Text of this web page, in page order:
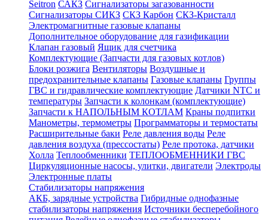
Seitron САКЗ Сигнализаторы загазованности
Сигнализаторы СИКЗ СКЗ Карбон СКЗ-Кристалл
Электромагнитные газовые клапаны
Дополнительное оборудование для газификации
Клапан газовый Ящик для счетчика
Комплектующие (Запчасти для газовых котлов)
Блоки розжига Вентиляторы Воздушные и
предохранительные клапаны Газовые клапаны Группы
ГВС и гидравлические комплектующие Датчики NTC и
температуры Запчасти к колонкам (комплектующие)
Запчасти к НАПОЛЬНЫМ КОТЛАМ Краны подпитки
Манометры, термометры Программаторы и термостаты
Расширительные баки Реле давления воды Реле
давления воздуха (прессостаты) Реле протока, датчики
Холла Теплообменники ТЕПЛООБМЕННИКИ ГВС
Циркуляционные насосы, улитки, двигатели Электроды
Электронные платы
Стабилизаторы напряжения
АКБ, зарядные устройства Гибридные однофазные
стабилизаторы напряжения Источники бесперебойного